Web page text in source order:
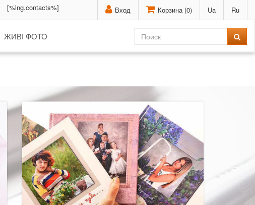
Вход Корзина (0) Ua Ru
[%lng.contacts%]
ЖИВІ ФОТО